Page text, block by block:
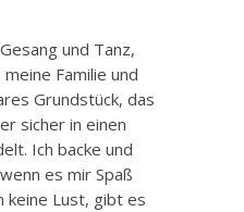
und Tanz,
Familie und
Grundstück, das
sicher in einen
Ich backe und
es mir Spaß
keine Lust, gibt es